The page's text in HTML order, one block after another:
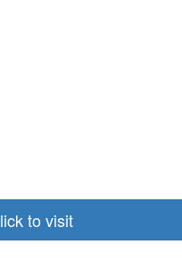
to visit